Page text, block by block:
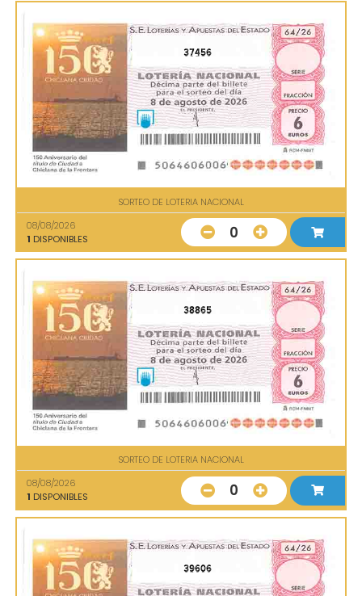
37456
SORTEO DE LOTERIA NACIONAL
08/08/2026
1 DISPONIBLES 0
38865
SORTEO DE LOTERIA NACIONAL
08/08/2026
1 DISPONIBLES 0
39606